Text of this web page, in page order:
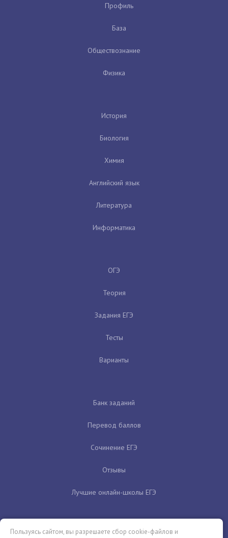
Профиль
База
Обществознание
Физика
История
Биология
Химия
Английский язык
Литература
Информатика
ОГЭ
Теория
Задания ЕГЭ
Тесты
Варианты
Банк заданий
Перевод баллов
Сочинение ЕГЭ
Отзывы
Лучшие онлайн-школы ЕГЭ
Пользуясь сайтом, вы разрешаете сбор cookie-файлов и